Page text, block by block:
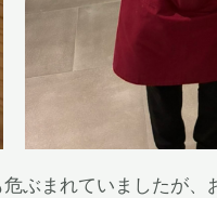
ぶまれていましたが